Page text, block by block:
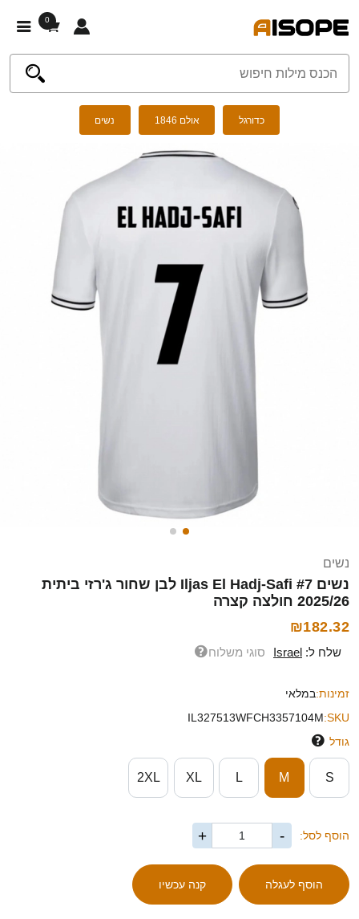
0
כדורגל אולם 1846 נשים
נשים
נשים Iljas El Hadj-Safi #7 לבן שחור ג'רזי ביתית
2025/26 חולצה קצרה
₪182.32
שלח ל: Israel סוגי משלוח
זמינות:במלאי
SKU:
IL327513WFCH3357104M
גודל
S
M
L
XL
2XL
הוסף לסל: -
+